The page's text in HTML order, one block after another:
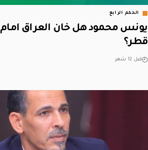
الحكم الرابع
يونس محمود هل خان العراق امام
قطر؟
قبل 12 شهر